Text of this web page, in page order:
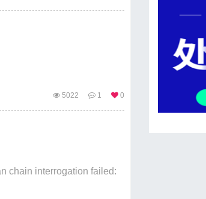
5022 1 0
chain interrogation failed: